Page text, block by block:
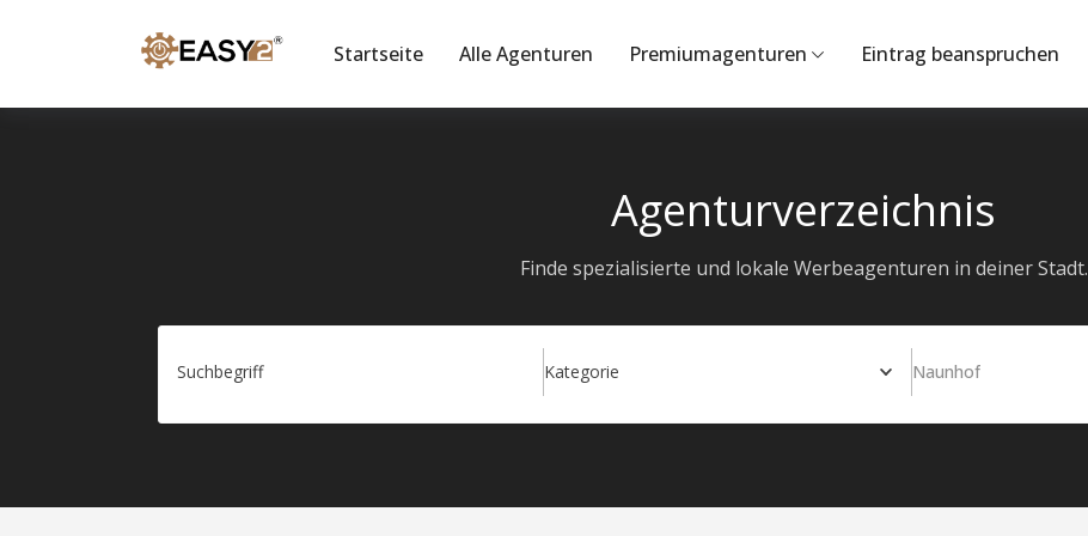
Startseite Alle Agenturen Premiumagenturen Eintrag beanspruchen
Agenturverzeichnis
Finde spezialisierte und lokale Werbeagenturen in deiner Stadt.
Suchbegriff Kategorie Naunhof